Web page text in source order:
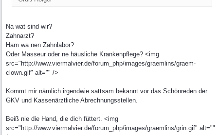
Na wat sind wir?
Zahnarzt?
Ham wa nen Zahnlabor?
Oder Masseur oder ne häusliche Krankenpflege? <img
src="http://www.viermalvier.de/forum_php/images/graemlins/graem-
clown.gif" alt="" />
Kommt mir nämlich irgendwie sattsam bekannt vor das Schönreden der
GKV und Kassenärztliche Abrechnungsstellen.
Beiß nie die Hand, die dich füttert. <img
src="http://www.viermalvier.de/forum_php/images/graemlins/grin.gif" alt=""